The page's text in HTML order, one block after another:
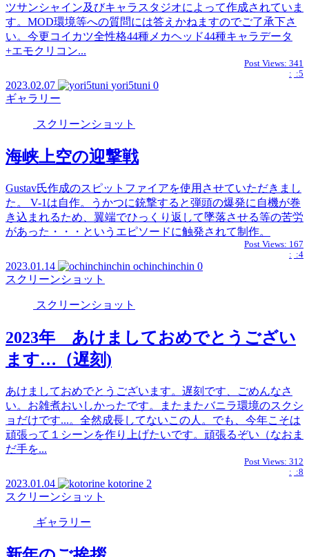
ツサンシャイン及びキャラスタジオによって作成されていま
す。MOD環境等への質問には答えかねますのでご了承下さ
い。今更コイカツ全性格44種メカヘッド44種キャラデータ
+エモクリコン...
Post Views: 341
: :5
2023.02.07 yori5tuni 0
ギャラリー
スクリーンショット
海峡上空の迎撃戦
Gustav氏作成のスピットファイアを使用させていただきまし
た。 V-1は自作。うかつに銃撃すると弾頭の爆発に自機が巻
き込まれるため、翼端でひっくり返して墜落させる等の苦労
があった・・・というエピソードに触発されて制作。
Post Views: 167
: :4
2023.01.14 ochinchinchin 0
スクリーンショット
スクリーンショット
2023年 あけましておめでとうござい
ます…（遅刻)
あけましておめでとうございます。遅刻です、ごめんなさ
い。お雑煮おいしかったです。またまたバニラ環境のスクシ
ョだけです...。全然成長してないこの人。でも、今年こそは
頑張って１シーンを作り上げたいです。頑張るぞい（なおま
だ手を...
Post Views: 312
: :8
2023.01.04 kotorine 2
スクリーンショット
ギャラリー